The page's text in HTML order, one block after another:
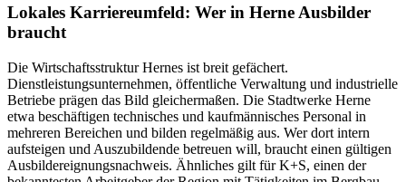
Lokales Karriereumfeld: Wer in Herne Ausbilder
braucht
Die Wirtschaftsstruktur Hernes ist breit gefächert.
Dienstleistungsunternehmen, öffentliche Verwaltung und industrielle
Betriebe prägen das Bild gleichermaßen. Die Stadtwerke Herne
etwa beschäftigen technisches und kaufmännisches Personal in
mehreren Bereichen und bilden regelmäßig aus. Wer dort intern
aufsteigen und Auszubildende betreuen will, braucht einen gültigen
Ausbildereignungsnachweis. Ähnliches gilt für K+S, einen der